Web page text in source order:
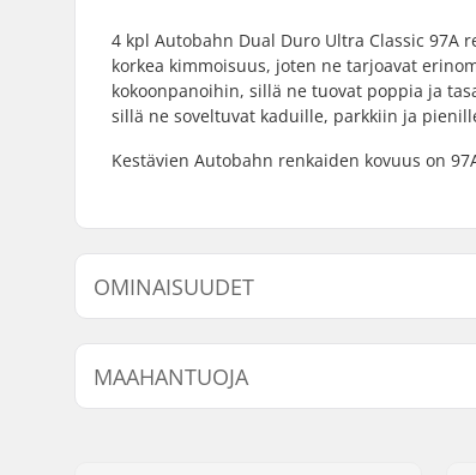
4 kpl Autobahn Dual Duro Ultra Classic 97A
korkea kimmoisuus, joten ne tarjoavat
kokoonpanoihin, sillä ne tuovat poppia ja
sillä ne soveltuvat kaduille, parkkiin ja
Kestävien Autobahn renkaiden kovuus on
OMINAISUUDET
Renkaan halkaisija:
Renkaan leveys:
Renkaan kontaktipinta:
MAAHANTUOJA